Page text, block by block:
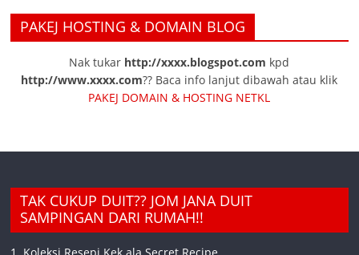
PAKEJ HOSTING & DOMAIN BLOG
Nak tukar http://xxxx.blogspot.com kpd
http://www.xxxx.com?? Baca info lanjut dibawah atau klik
PAKEJ DOMAIN & HOSTING NETKL
TAK CUKUP DUIT?? JOM JANA DUIT
SAMPINGAN DARI RUMAH!!